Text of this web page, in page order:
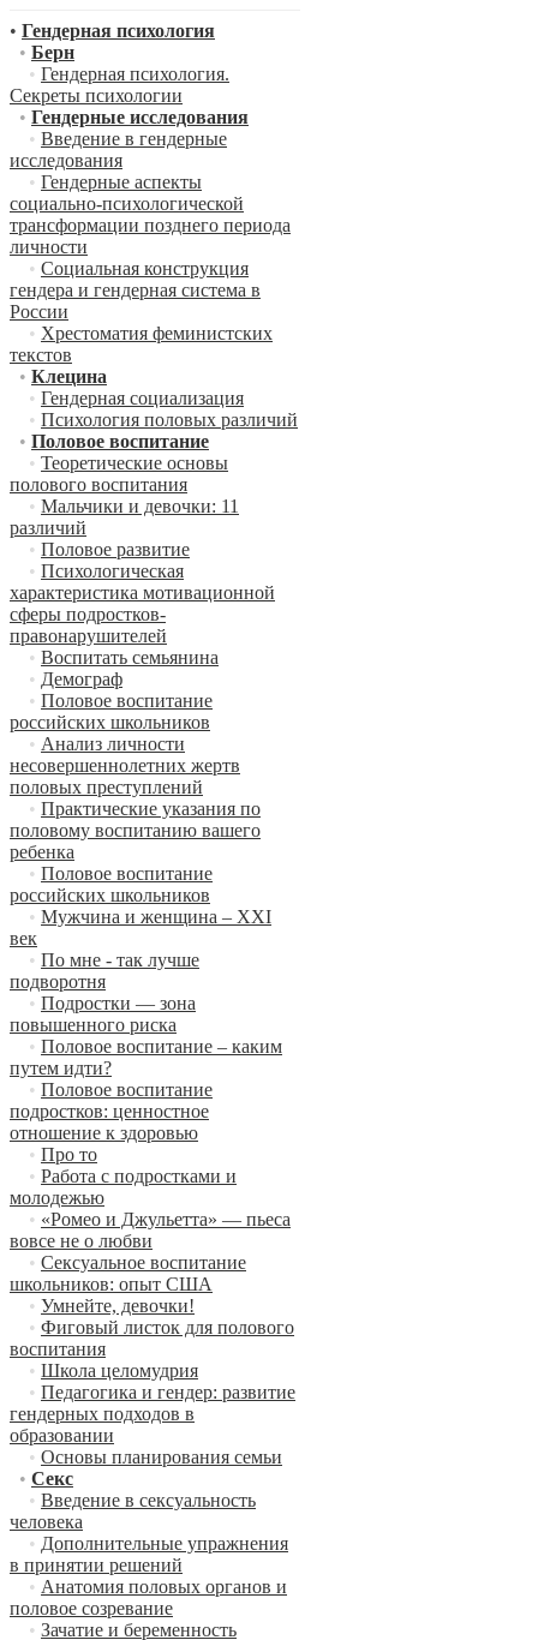
• Гендерная психология
• Берн
• Гендерная психология.
Секреты психологии
• Гендерные исследования
• Введение в гендерные
исследования
• Гендерные аспекты
социально-психологической
трансформации позднего периода
личности
• Социальная конструкция
гендера и гендерная система в
России
• Хрестоматия феминистских
текстов
• Клецина
• Гендерная социализация
• Психология половых различий
• Половое воспитание
• Теоретические основы
полового воспитания
• Мальчики и девочки: 11
различий
• Половое развитие
• Психологическая
характеристика мотивационной
сферы подростков-
правонарушителей
• Воспитать семьянина
• Демограф
• Половое воспитание
российских школьников
• Анализ личности
несовершеннолетних жертв
половых преступлений
• Практические указания по
половому воспитанию вашего
ребенка
• Половое воспитание
российских школьников
• Мужчина и женщина – XXI
век
• По мне - так лучше
подворотня
• Подростки — зона
повышенного риска
• Половое воспитание – каким
путем идти?
• Половое воспитание
подростков: ценностное
отношение к здоровью
• Про то
• Работа с подростками и
молодежью
• «Ромео и Джульетта» — пьеса
вовсе не о любви
• Сексуальное воспитание
школьников: опыт США
• Умнейте, девочки!
• Фиговый листок для полового
воспитания
• Школа целомудрия
• Педагогика и гендер: развитие
гендерных подходов в
образовании
• Основы планирования семьи
• Секс
• Введение в сексуальность
человека
• Дополнительные упражнения
в принятии решений
• Анатомия половых органов и
половое созревание
• Зачатие и беременность